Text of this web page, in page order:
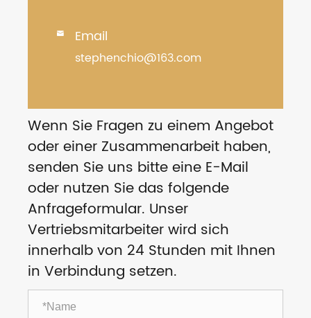
 Email
stephenchio@163.com
Wenn Sie Fragen zu einem Angebot
oder einer Zusammenarbeit haben,
senden Sie uns bitte eine E-Mail
oder nutzen Sie das folgende
Anfrageformular. Unser
Vertriebsmitarbeiter wird sich
innerhalb von 24 Stunden mit Ihnen
in Verbindung setzen.